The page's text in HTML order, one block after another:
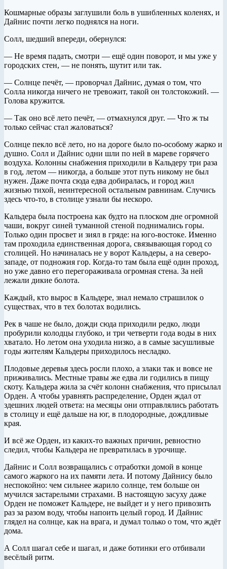
Кошмарные образы заглушили боль в ушибленных коленях, и
Дайнис почти легко поднялся на ноги.
Солл, шедший впереди, обернулся:
— Не время падать, смотри — ещё один поворот, и мы уже у
городских стен, — не понять, шутит или так.
— Солнце печёт, — проворчал Дайнис, думая о том, что
Солла никогда ничего не тревожит, такой он толстокожий. —
Голова кружится.
— Так оно всё лето печёт, — отмахнулся друг. — Что ж ты
только сейчас стал жаловаться?
Солнце пекло всё лето, но на дороге было по-особому жарко и
душно. Солл и Дайнис одни шли по ней в мареве горячего
воздуха. Колонны снабжения приходили в Кальдеру три раза
в год, летом — никогда, а больше этот путь никому не был
нужен. Даже почта сюда едва добиралась, и город жил
жизнью тихой, неинтересной остальным равнинам. Случись
здесь что-то, в столице узнали бы нескоро.
Кальдера была построена как будто на плоском дне огромной
чаши, вокруг синей туманной стеной поднимались горы.
Только один просвет и зиял в гряде: на юго-востоке. Именно
там проходила единственная дорога, связывающая город со
столицей. Но начиналась не у ворот Кальдеры, а на северо-
западе, от подножия гор. Когда-то там была ещё один проход,
но уже давно его перегораживала огромная стена. За ней
лежали дикие болота.
Каждый, кто вырос в Кальдере, знал немало страшилок о
существах, что в тех болотах водились.
Рек в чаше не было, дожди сюда приходили редко, люди
пробурили колодцы глубоко, и три четверти года воды в них
хватало. Но летом она уходила низко, а в самые засушливые
годы жителям Кальдеры приходилось несладко.
Плодовые деревья здесь росли плохо, а злаки так и вовсе не
приживались. Местные травы же едва ли годились в пищу
скоту. Кальдера жила за счёт колонн снабжения, что присылал
Орден. А чтобы уравнять распределение, Орден ждал от
здешних людей ответа: на месяцы они отправлялись работать
в столицу и ещё дальше на юг, в плодородные, дождливые
края.
И всё же Орден, из каких-то важных причин, ревностно
следил, чтобы Кальдера не превратилась в урочище.
Дайнис и Солл возвращались с отработки домой в конце
самого жаркого на их памяти лета. И потому Дайнису было
неспокойно: чем сильнее жарило солнце, тем больше он
мучился застарелыми страхами. В настоящую засуху даже
Орден не поможет Кальдере, не выйдет и у него привозить
раз за разом воду, чтобы напоить целый город. И Дайнис
глядел на солнце, как на врага, и думал только о том, что ждёт
дома.
А Солл шагал себе и шагал, и даже ботинки его отбивали
весёлый ритм.